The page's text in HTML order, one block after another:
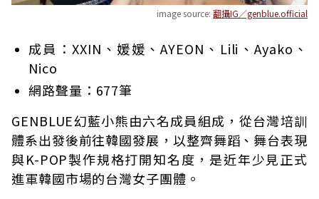
image source: 翻攝IG／genblue.official
成員：XXIN、媛媛、AYEON、Lili、Ayako、
Nico
網路聲量：677筆
GENBLUE幻藍小熊由六名成員組成，從台灣培訓
體系出發後前往韓國發展，以整齊舞蹈、舞台表現
與K-POP製作規格打開知名度，是近年少見正式
進軍韓國市場的台灣女子團體。